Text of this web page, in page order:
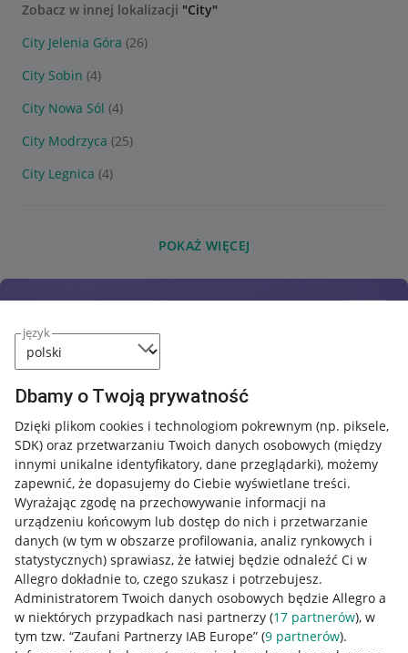
język
Dbamy o Twoją prywatność
Dzięki plikom cookies i technologiom pokrewnym (np. piksele,
SDK) oraz przetwarzaniu Twoich danych osobowych (między
innymi unikalne identyfikatory, dane przeglądarki), możemy
zapewnić, że dopasujemy do Ciebie wyświetlane treści.
Wyrażając zgodę na przechowywanie informacji na
urządzeniu końcowym lub dostęp do nich i przetwarzanie
danych (w tym w obszarze profilowania, analiz rynkowych i
statystycznych) sprawiasz, że łatwiej będzie odnaleźć Ci w
Allegro dokładnie to, czego szukasz i potrzebujesz.
Administratorem Twoich danych osobowych będzie Allegro a
w niektórych przypadkach nasi partnerzy (17 partnerów), w
tym tzw. “Zaufani Partnerzy IAB Europe” (9 partnerów).
Zobacz w innej lokalizacji "City"
City Jelenia Góra (26)
City Sobin (4)
City Nowa Sól (4)
City Modrzyca (25)
City Legnica (4)
POKAŻ WIĘCEJ